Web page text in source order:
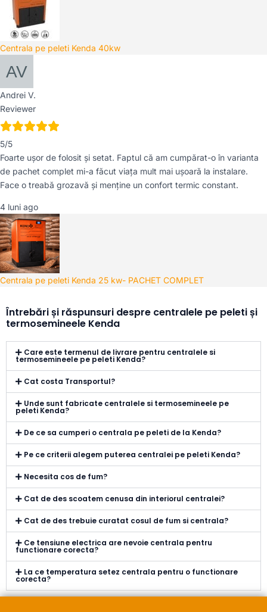
Centrala pe peleti Kenda 40kw
Andrei V.
Reviewer
5/5
Foarte ușor de folosit și setat. Faptul că am cumpărat-o în varianta
de pachet complet mi-a făcut viața mult mai ușoară la instalare.
Face o treabă grozavă și menține un confort termic constant.
4 luni ago
Centrala pe peleti Kenda 25 kw- PACHET COMPLET
Întrebări și răspunsuri despre centralele pe peleti și
termosemineele Kenda
Care este termenul de livrare pentru centralele si
termosemineele pe peleti Kenda?
Cat costa Transportul?
Unde sunt fabricate centralele si termosemineele pe
peleti Kenda?
De ce sa cumperi o centrala pe peleti de la Kenda?
Pe ce criterii alegem puterea centralei pe peleti Kenda?
Necesita cos de fum?
Cat de des scoatem cenusa din interiorul centralei?
Cat de des trebuie curatat cosul de fum si centrala?
Ce tensiune electrica are nevoie centrala pentru
functionare corecta?
La ce temperatura setez centrala pentru o functionare
corecta?